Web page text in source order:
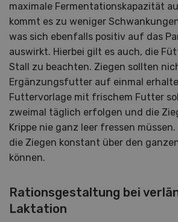
maximale Fermentationskapazität
kommt es zu weniger
was sich ebenfalls positiv auf das
auswirkt. Hierbei gilt es auch, die
Stall zu beachten. Ziegen sollten
Ergänzungsfutter auf einmal
Futtervorlage mit frischem Futter
zweimal täglich erfolgen und die
Krippe nie ganz leer fressen
die Ziegen konstant über den
können.
Rationsgestaltung bei
Laktation